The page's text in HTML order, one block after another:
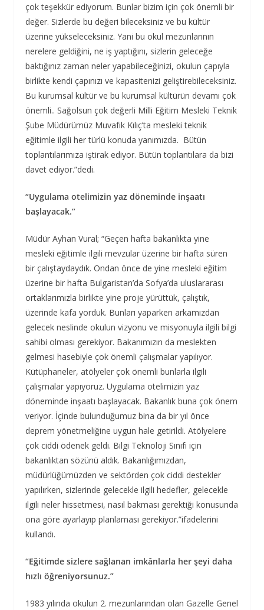
çok teşekkür ediyorum. Bunlar bizim için çok önemli bir
değer. Sizlerde bu değeri bileceksiniz ve bu kültür
üzerine yükseleceksiniz. Yani bu okul mezunlarının
nerelere geldiğini, ne iş yaptığını, sizlerin geleceğe
baktığınız zaman neler yapabileceğinizi, okulun çapıyla
birlikte kendi çapınızı ve kapasitenizi geliştirebileceksiniz.
Bu kurumsal kültür ve bu kurumsal kültürün devamı çok
önemli.. Sağolsun çok değerli Milli Eğitim Mesleki Teknik
Şube Müdürümüz Muvafık Kılıç’ta mesleki teknik
eğitimle ilgili her türlü konuda yanımızda. Bütün
toplantılarımıza iştirak ediyor. Bütün toplantılara da bizi
davet ediyor.”dedi.
“Uygulama otelimizin yaz döneminde inşaatı
başlayacak.”
Müdür Ayhan Vural; “Geçen hafta bakanlıkta yine
mesleki eğitimle ilgili mevzular üzerine bir hafta süren
bir çalıştaydaydık. Ondan önce de yine mesleki eğitim
üzerine bir hafta Bulgaristan’da Sofya’da uluslararası
ortaklarımızla birlikte yine proje yürüttük, çalıştık,
üzerinde kafa yorduk. Bunları yaparken arkamızdan
gelecek neslinde okulun vizyonu ve misyonuyla ilgili bilgi
sahibi olması gerekiyor. Bakanımızın da meslekten
gelmesi hasebiyle çok önemli çalışmalar yapılıyor.
Kütüphaneler, atölyeler çok önemli bunlarla ilgili
çalışmalar yapıyoruz. Uygulama otelimizin yaz
döneminde inşaatı başlayacak. Bakanlık buna çok önem
veriyor. İçinde bulunduğumuz bina da bir yıl önce
deprem yönetmeliğine uygun hale getirildi. Atölyelere
çok ciddi ödenek geldi. Bilgi Teknoloji Sınıfı için
bakanlıktan sözünü aldık. Bakanlığımızdan,
müdürlüğümüzden ve sektörden çok ciddi destekler
yapılırken, sizlerinde gelecekle ilgili hedefler, gelecekle
ilgili neler hissetmesi, nasıl bakması gerektiği konusunda
ona göre ayarlayıp planlaması gerekiyor.”ifadelerini
kullandı.
“Eğitimde sizlere sağlanan imkânlarla her şeyi daha
hızlı öğreniyorsunuz.”
1983 yılında okulun 2. mezunlarından olan Gazelle Genel